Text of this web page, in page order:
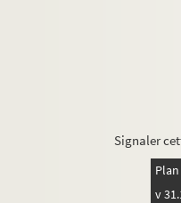
Signaler
v